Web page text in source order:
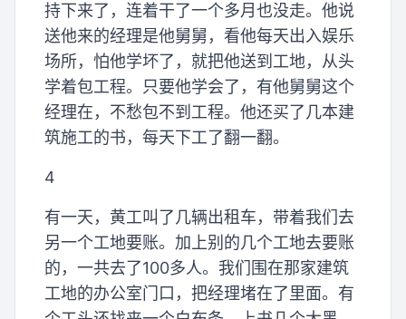
持下来了，连着干了一个多月也没走。他说
送他来的经理是他舅舅，看他每天出入娱乐
场所，怕他学坏了，就把他送到工地，从头
学着包工程。只要他学会了，有他舅舅这个
经理在，不愁包不到工程。他还买了几本建
筑施工的书，每天下工了翻一翻。
4
有一天，黄工叫了几辆出租车，带着我们去
另一个工地要账。加上别的几个工地去要账
的，一共去了100多人。我们围在那家建筑
工地的办公室门口，把经理堵在了里面。有